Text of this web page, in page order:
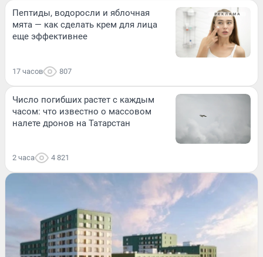
Пептиды, водоросли и яблочная
мята — как сделать крем для лица
еще эффективнее
17 часов 807
Число погибших растет с каждым
часом: что известно о массовом
налете дронов на Татарстан
2 часа 4 821